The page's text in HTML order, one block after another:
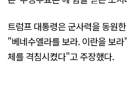
트럼프 대통령은 군사력을 동원
"베네수엘라를 보라. 이란을 보
체를 격침시켰다"고 주장했다.